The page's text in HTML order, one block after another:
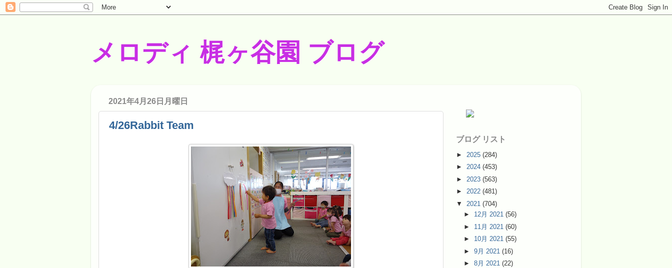
メロディ 梶ヶ谷園 ブログ
2021年4月26日月曜日
4/26Rabbit Team
ブログ リスト
► 2025 (284)
► 2024 (453)
► 2023 (563)
► 2022 (481)
▼ 2021 (704)
► 12月 2021(56)
► 11月 2021(60)
► 10月 2021(55)
►9月 2021(16)
►8月 2021(22)